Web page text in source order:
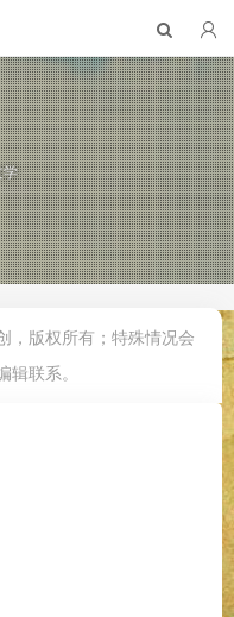
学
，版权所有；特殊情况会
辑联系。